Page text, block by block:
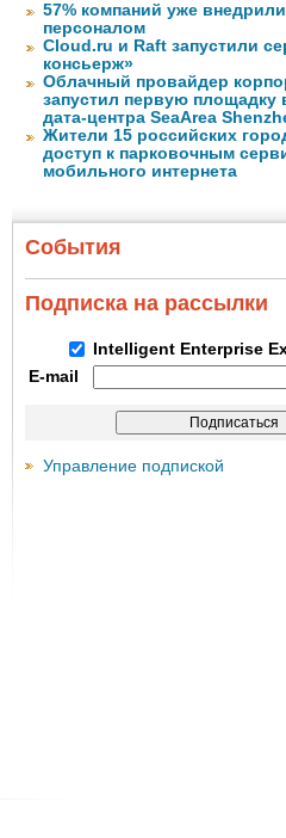
57% компаний уже
персоналом
Cloud.ru и Raft запустили
консьерж»
Облачный провайдер
запустил первую площадку
дата-центра SeaArea
Жители 15 российских
доступ к парковочным
мобильного интернета
События
Подписка на рассылки
Intelligent Enterprise
E-mail
Управление подпиской